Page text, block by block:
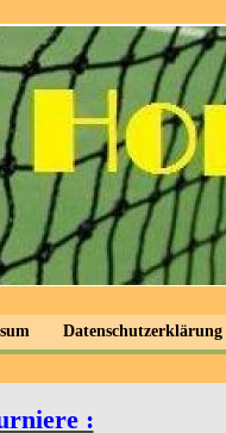
Datenschutzerklärung
: